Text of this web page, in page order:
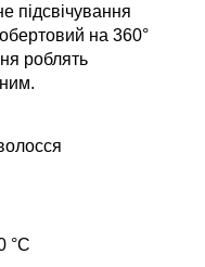
підсвічування
на 360°
роблять
°C